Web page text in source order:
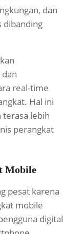
dan
dibanding
real-time
Hal ini
lebih
perangkat
Mobile
pesat karena
mobile
digital